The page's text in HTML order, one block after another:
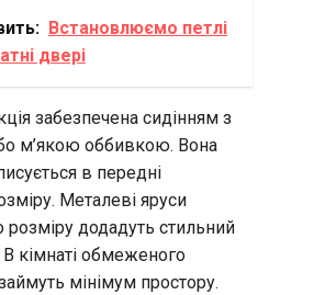
Встановлюємо петлі
двері
забезпечена сидінням з
м’якою оббивкою. Вона
в передні
Металеві яруси
розміру додадуть стильний
кімнаті обмеженого
мінімум простору.